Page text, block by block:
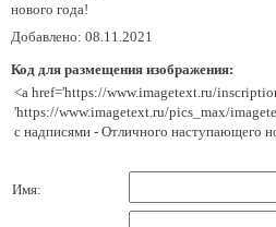
нового года!
Добавлено: 08.11.2021
Код для размещения изображения:
<a href='https://www.imagetext.ru/
'https://www.imagetext.ru/pics_max/
с надписями - Отличного наступающего
Имя: